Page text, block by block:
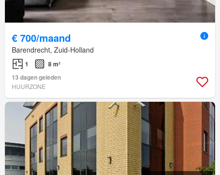
€ 700/maand
Barendrecht, Zuid-Holland
1
8 m²
13 dagen geleden
HUURZONE